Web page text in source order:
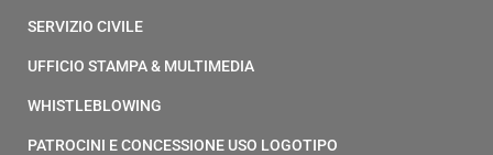
SERVIZIO CIVILE
UFFICIO STAMPA & MULTIMEDIA
WHISTLEBLOWING
PATROCINI E CONCESSIONE USO LOGOTIPO